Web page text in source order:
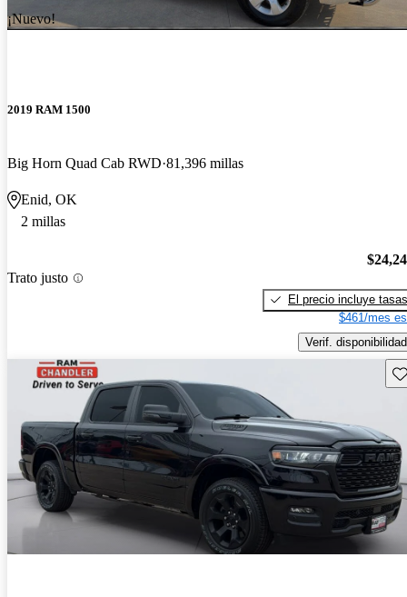
¡Nuevo!
2019 RAM 1500
Big Horn Quad Cab RWD 81,396 millas
Enid, OK
2 millas
Trato justo
El precio incluye tasas
$461/mes
Verif. disponibilidad